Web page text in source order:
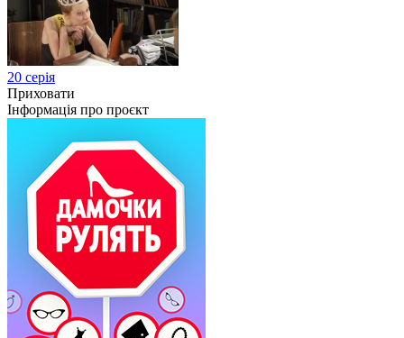
20 серія
Приховати
Інформація про проєкт